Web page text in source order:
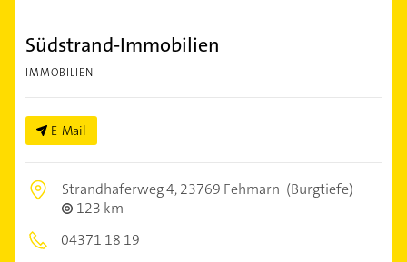
Südstrand-Immobilien
IMMOBILIEN
E-Mail
Strandhaferweg 4,23769 Fehmarn (Burgtiefe)
123 km
04371 18 19